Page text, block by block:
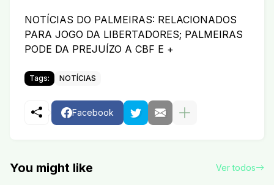
NOTÍCIAS DO PALMEIRAS: RELACIONADOS
PARA JOGO DA LIBERTADORES; PALMEIRAS
PODE DA PREJUÍZO A CBF E +
Tags: NOTÍCIAS
Facebook
You might like Ver todos